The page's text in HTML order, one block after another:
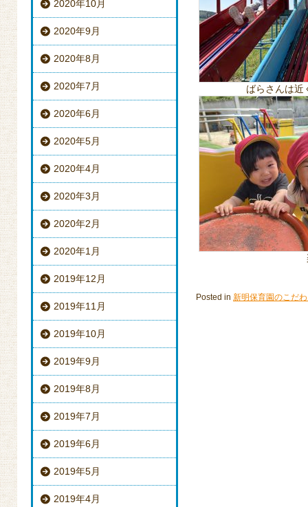
2020年10月
2020年9月
2020年8月
2020年7月
2020年6月
2020年5月
2020年4月
2020年3月
2020年2月
2020年1月
2019年12月
2019年11月
2019年10月
2019年9月
2019年8月
2019年7月
2019年6月
2019年5月
2019年4月
ばらさんは近
Posted in 新明保育園のこだ